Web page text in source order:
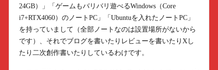
24GB）」「ゲームもバリバリ遊べるWindows（Core
i7+RTX4060）のノートPC」「Ubuntuを入れたノートPC」
を持っていまして（全部ノートなのは設置場所がないから
です）、それでブログを書いたりレビューを書いたりXし
たり二次創作書いたりしているわけです。